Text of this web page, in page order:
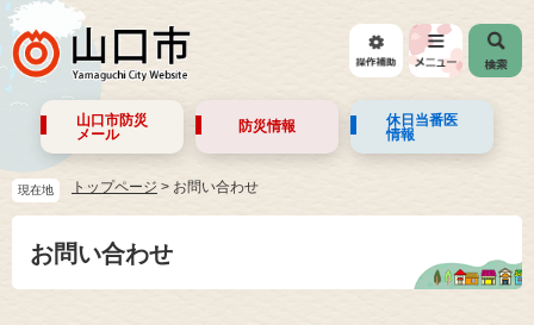
山口市防災
メール
防災情報
休日当番医
情報
現在地 トップページ > お問い合わせ
お問い合わせ